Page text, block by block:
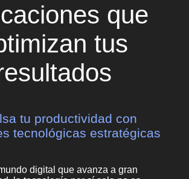
que
tus
tu productividad con
tecnológicas estratégicas
digital que avanza a gran